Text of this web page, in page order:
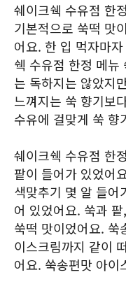
쉐이크쉑 수유점 한
기본적으로 쑥떡 맛
어요. 한 입 먹자마
쉑 수유점 한정 메뉴
는 독하지는 않았지
느껴지는 쑥 향기보
수유에 걸맞게 쑥 향
쉐이크쉑 수유점 한
팥이 들어가 있었어
색맞추기 몇 알 들어
어 있었어요. 쑥과
쑥떡 맛이었어요. 쑥
이스크림까지 같이
어요. 쑥송편맛 아이